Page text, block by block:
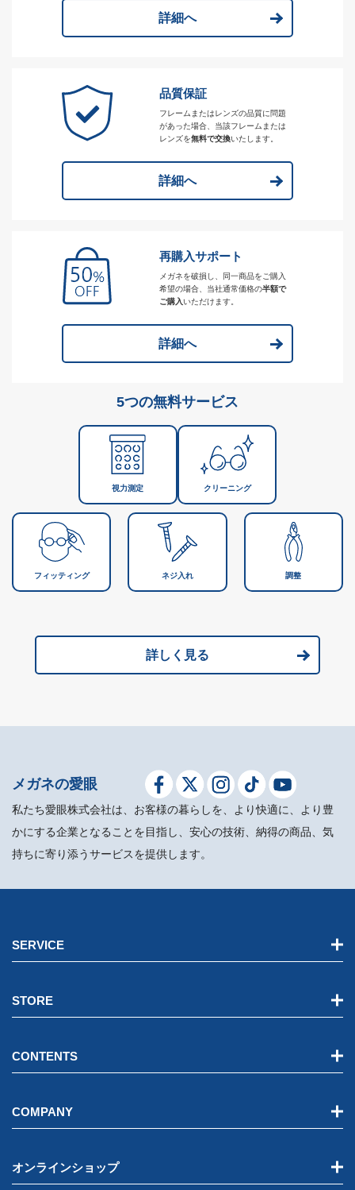
詳細へ
品質保証
フレームまたはレンズの品質に問題
があった場合、当該フレームまたは
レンズを無料で交換いたします。
詳細へ
再購入サポート
メガネを破損し、同一商品をご購入
希望の場合、当社通常価格の半額で
ご購入いただけます。
詳細へ
5つの無料サービス
視力測定 クリーニング
フィッティング ネジ入れ 調整
詳しく見る
メガネの愛眼
私たち愛眼株式会社は、お客様の暮らしを、より快適に、より豊
かにする企業となることを目指し、安心の技術、納得の商品、気
持ちに寄り添うサービスを提供します。
SERVICE
STORE
CONTENTS
COMPANY
オンラインショップ